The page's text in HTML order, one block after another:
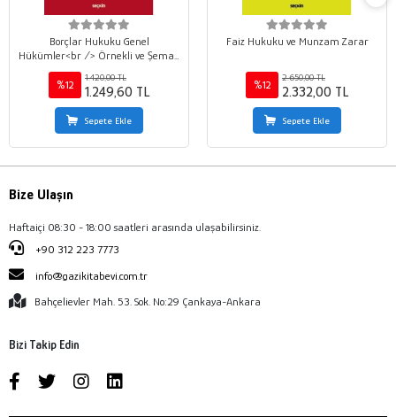
Borçlar Hukuku Genel
Hükümler<br /> Örnekli ve Şemalı
Konu Anlatımı
%12
1.420,00 TL
1.249,60 TL
Sepete Ekle
Faiz Hukuku ve Munzam Zarar
%12
2.650,00 TL
2.332,00 TL
Sepete Ekle
Bize Ulaşın
Haftaiçi 08:30 - 18:00 saatleri arasında ulaşabilirsiniz.
+90 312 223 7773
info@gazikitabevi.com.tr
Bahçelievler Mah. 53. Sok. No:29 Çankaya-Ankara
Bizi Takip Edin